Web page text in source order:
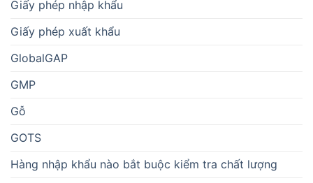
Giấy phép nhập khẩu
Giấy phép xuất khẩu
GlobalGAP
GMP
Gỗ
GOTS
Hàng nhập khẩu nào bắt buộc kiểm tra chất lượng